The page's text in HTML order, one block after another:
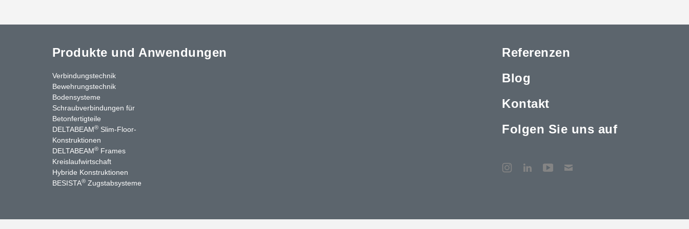
Produkte und Anwendungen
Verbindungstechnik
Bewehrungstechnik
Bodensysteme
Schraubverbindungen für
Betonfertigteile
DELTABEAM® Slim-Floor-
Konstruktionen
DELTABEAM® Frames
Kreislaufwirtschaft
Hybride Konstruktionen
BESISTA® Zugstabsysteme
Referenzen
Blog
Kontakt
Folgen Sie uns auf
YouTubeKontakt